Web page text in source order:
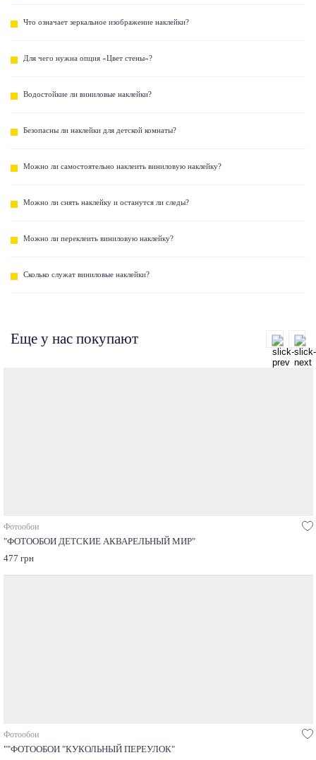
Что означает зеркальное изображение наклейки?
Для чего нужна опция «Цвет стены»?
Водостойкие ли виниловые наклейки?
Безопасны ли наклейки для детской комнаты?
Можно ли самостоятельно наклеить виниловую наклейку?
Можно ли снять наклейку и останутся ли следы?
Можно ли переклеить виниловую наклейку?
Сколько служат виниловые наклейки?
Еще у нас покупают
Фотообои
"ФОТООБОИ ДЕТСКИЕ АКВАРЕЛЬНЫЙ МИР"
477 грн
Фотообои
""ФОТООБОИ "КУКОЛЬНЫЙ ПЕРЕУЛОК"